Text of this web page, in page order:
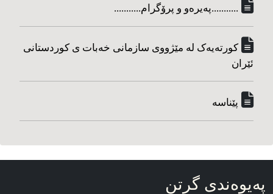
...........په‌یره‌و و پرۆگرام...........
کورته‌یه‌ک له مێژووی سازمانی خه‌بات ی کوردستانی
ئێران
پێناسه‌
په‌یوه‌ندی گرتن